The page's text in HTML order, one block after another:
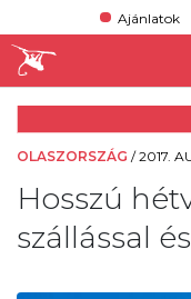
Ajánlatok
OLASZORSZÁG /2017.
Hosszú
szállással